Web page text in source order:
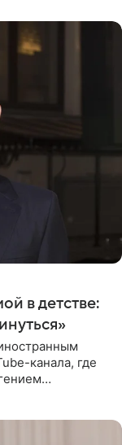
в детстве:
канала, где